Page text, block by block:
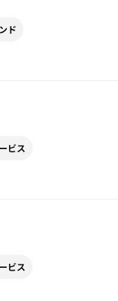
ド
ビス
ビス